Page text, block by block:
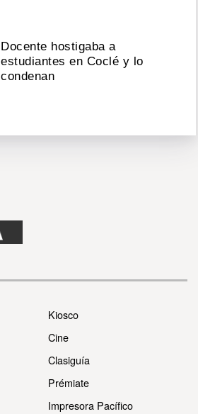
Docente hostigaba a
estudiantes en Coclé y lo
condenan
Kiosco
Cine
Clasiguía
Prémiate
Impresora Pacífico